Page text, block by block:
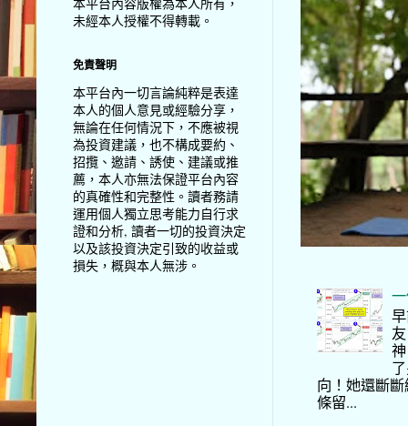
向！她還斷
條留...
未經本人授權不得轉載。
免責聲明
本平台內一切言論純粹是表達
本人的個人意見或經驗分享，
無論在任何情況下，不應被視
為投資建議，也不構成要約、
招攬、邀請、誘使、建議或推
薦，本人亦無法保證平台內容
的真確性和完整性。讀者務請
運用個人獨立思考能力自行求
證和分析, 讀者一切的投資決定
以及該投資決定引致的收益或
損失，概與本人無涉。